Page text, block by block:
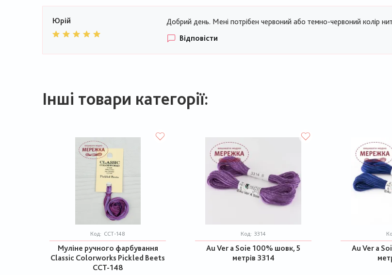
Юрій
Добрий день. Мені потрібен червоний або темно-червоний колір
Відповісти
Інші товари категорії:
Код: CCT-148
Муліне ручного фарбування
Classic Colorworks Pickled Beets
CCT-148
Код: 3314
Au Ver a Soie 100% шовк, 5
метрів 3314
Au Ver a